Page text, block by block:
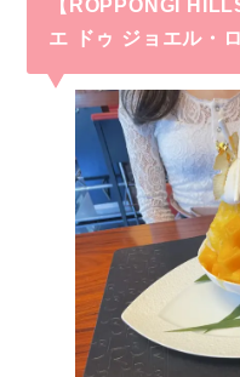
【ROPPONGI
エ ドゥ ジョエル・